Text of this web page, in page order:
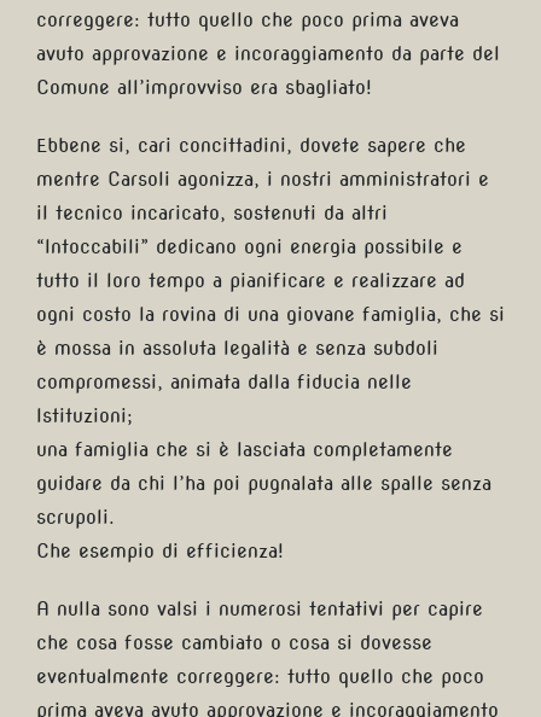
correggere: tutto quello che poco prima aveva
avuto approvazione e incoraggiamento da parte del
Comune all’improvviso era sbagliato!
Ebbene si, cari concittadini, dovete sapere che
mentre Carsoli agonizza, i nostri amministratori e
il tecnico incaricato, sostenuti da altri
“Intoccabili” dedicano ogni energia possibile e
tutto il loro tempo a pianificare e realizzare ad
ogni costo la rovina di una giovane famiglia, che si
è mossa in assoluta legalità e senza subdoli
compromessi, animata dalla fiducia nelle
Istituzioni;
una famiglia che si è lasciata completamente
guidare da chi l’ha poi pugnalata alle spalle senza
scrupoli.
Che esempio di efficienza!
A nulla sono valsi i numerosi tentativi per capire
che cosa fosse cambiato o cosa si dovesse
eventualmente correggere: tutto quello che poco
prima aveva avuto approvazione e incoraggiamento